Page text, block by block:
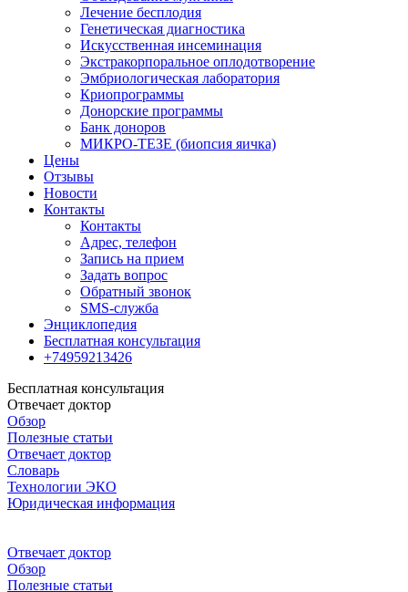
Лечение бесплодия
Генетическая диагностика
Искусственная инсеминация
Экстракорпоральное оплодотворение
Эмбриологическая лаборатория
Криопрограммы
Донорские программы
Банк доноров
МИКРО-ТЕЗЕ (биопсия яичка)
Цены
Отзывы
Новости
Контакты
Контакты
Адрес, телефон
Запись на прием
Задать вопрос
Обратный звонок
SMS-служба
Энциклопедия
Бесплатная консультация
+74959213426
Бесплатная консультация
Отвечает доктор
Обзор
Полезные статьи
Отвечает доктор
Словарь
Технологии ЭКО
Юридическая информация
Отвечает доктор
Обзор
Полезные статьи